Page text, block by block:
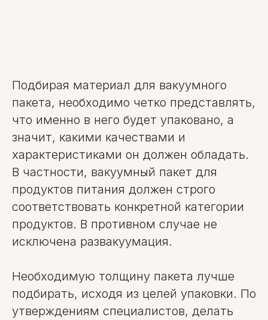
Подбирая материал для вакуумного
пакета, необходимо четко представлять,
что именно в него будет упаковано, а
значит, какими качествами и
характеристиками он должен обладать.
В частности, вакуумный пакет для
продуктов питания должен строго
соответствовать конкретной категории
продуктов. В противном случае не
исключена развакуумация.
Необходимую толщину пакета лучше
подбирать, исходя из целей упаковки. По
утверждениям специалистов, делать